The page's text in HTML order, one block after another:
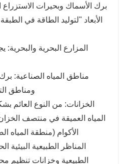
برك الأسماك وبحيرات الاستزراع
الأبعاد "لتوليد الطاقة في الطبقة
ومناطق
المياه العميقة في منتصف
الأكوام (منطقة
الطبيعية وخزانات